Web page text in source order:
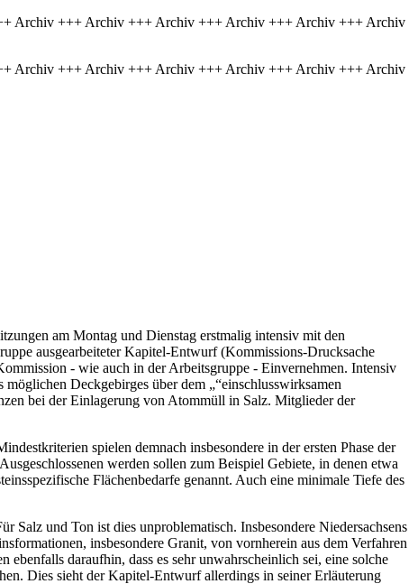
Archiv +++ Archiv +++ Archiv +++ Archiv +++ Archiv +++ Archiv
Archiv +++ Archiv +++ Archiv +++ Archiv +++ Archiv +++ Archiv
am Montag und Dienstag erstmalig intensiv mit den
ausgearbeiteter Kapitel-Entwurf (Kommissions-Drucksache
- wie auch in der Arbeitsgruppe - Einvernehmen. Intensiv
Deckgebirges über dem „“einschlusswirksamen
bei der Einlagerung von Atommüll in Salz. Mitglieder der
spielen demnach insbesondere in der ersten Phase der
werden sollen zum Beispiel Gebiete, in denen etwa
Flächenbedarfe genannt. Auch eine minimale Tiefe des
Salz und Ton ist dies unproblematisch. Insbesondere Niedersachsens
insbesondere Granit, von vornherein aus dem Verfahren
daraufhin, dass es sehr unwahrscheinlich sei, eine solche
Dies sieht der Kapitel-Entwurf allerdings in seiner Erläuterung